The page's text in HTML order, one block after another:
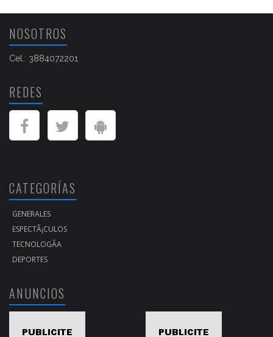
NOSOTROS
Cel.: 3884072201
REDES
CATEGORÍAS
GENERALES
ESPECTÃ¡CULOS
TECNOLOGÃ­A
DEPORTES
ANUNCIOS